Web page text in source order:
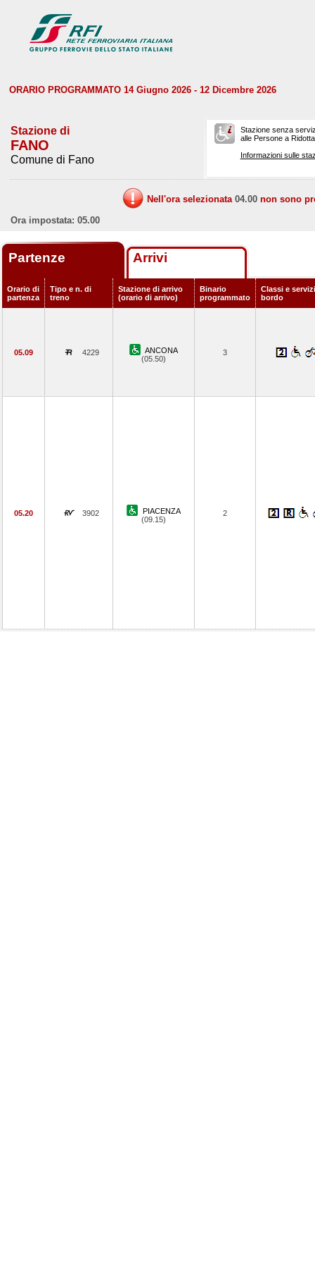
ORARIO PROGRAMMATO 14 Giugno 2026 - 12 Dicembre 2026
Stazione di
FANO
Comune di Fano
Stazione senza
alle Persone a
Informazioni sulle
Nell'ora selezionata 04.00 non sono
Ora impostata: 05.00
Partenze Arrivi
Orario di
partenza
Tipo e n. di
treno
Stazione di arrivo
(orario di arrivo)
Binario
programmato
Classi e
bordo
05.09 4229
ANCONA
(05.50)
3
05.20 3902
PIACENZA
(09.15)
2